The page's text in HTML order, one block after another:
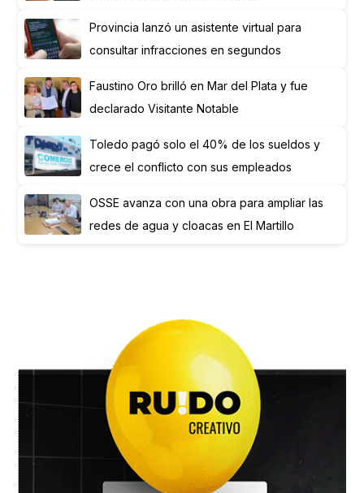
Provincia lanzó un asistente virtual para
consultar infracciones en segundos
Faustino Oro brilló en Mar del Plata y fue
declarado Visitante Notable
Toledo pagó solo el 40% de los sueldos y
crece el conflicto con sus empleados
OSSE avanza con una obra para ampliar las
redes de agua y cloacas en El Martillo